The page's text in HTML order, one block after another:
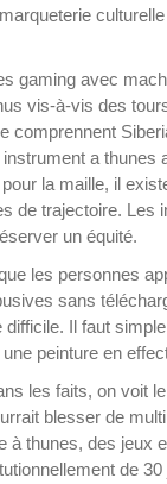
gaming avec
vis-à-vis des
comprennent
a
la maille, il
de trajectoire.
un équité.
les personnes
sans
Il faut
peinture en
les faits, on voit
blesser de
à thunes, des
de